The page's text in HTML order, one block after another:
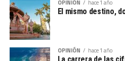
OPINIÓN hace 1 año
El mismo destino,
OPINIÓN hace 1 año
La carrera de las